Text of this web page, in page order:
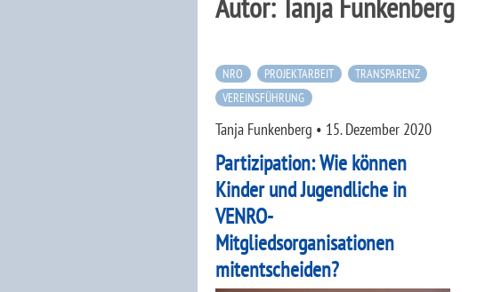
NRO PROJEKTARBEIT
TRANSPARENZ
VEREINSFÜHRUNG
Tanja Funkenberg • 15. Dezember 2020
Partizipation: Wie können
Kinder und Jugendliche in
VENRO-
Mitgliedsorganisationen
mitentscheiden?